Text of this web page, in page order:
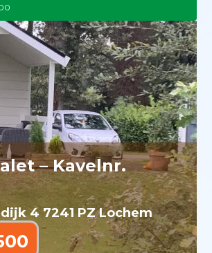
– Kavelnr.
4 7241 PZ Lochem